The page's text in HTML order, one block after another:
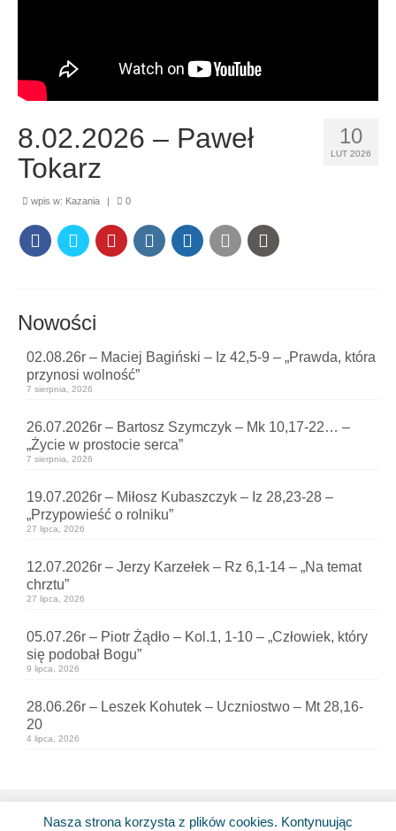
10
LUT 2026
8.02.2026 – Paweł
Tokarz
wpis w: Kazania | 0
Nowości
02.08.26r – Maciej Bagiński – Iz 42,5-9 – „Prawda, która
przynosi wolność”
7 sierpnia, 2026
26.07.2026r – Bartosz Szymczyk – Mk 10,17-22… –
„Życie w prostocie serca”
7 sierpnia, 2026
19.07.2026r – Miłosz Kubaszczyk – Iz 28,23-28 –
„Przypowieść o rolniku”
27 lipca, 2026
12.07.2026r – Jerzy Karzełek – Rz 6,1-14 – „Na temat
chrztu”
27 lipca, 2026
05.07.26r – Piotr Żądło – Kol.1, 1-10 – „Człowiek, który
się podobał Bogu”
9 lipca, 2026
28.06.26r – Leszek Kohutek – Uczniostwo – Mt 28,16-
20
4 lipca, 2026
Nasza strona korzysta z plików cookies. Kontynuując